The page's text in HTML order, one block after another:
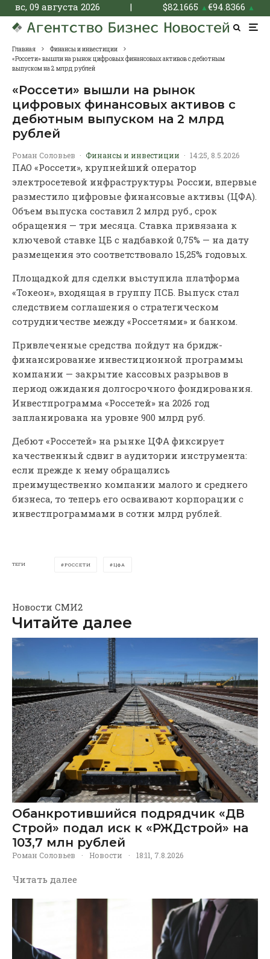
вс, 09 августа 2026 | $82.1665 ▲€94.8366 ▲
Главная
Финансы и инвестиции
«Россети» вышли на рынок цифровых финансовых активов с дебютным
выпуском на 2 млрд рублей
«Россети» вышли на рынок
цифровых финансовых активов с
дебютным выпуском на 2 млрд
рублей
Роман Соловьев · Финансы и инвестиции · 14:25, 8.5.2026
ПАО «Россети», крупнейший оператор
электросетевой инфраструктуры России, впервые
разместило цифровые финансовые активы (ЦФА).
Объем выпуска составил 2 млрд руб., срок
обращения — три месяца. Ставка привязана к
ключевой ставке ЦБ с надбавкой 0,75% — на дату
размещения это соответствовало 15,25% годовых.
Площадкой для сделки выступила платформа
«Токеон», входящая в группу ПСБ. Выпуск стал
следствием соглашения о стратегическом
сотрудничестве между «Россетями» и банком.
Привлеченные средства пойдут на бридж-
финансирование инвестиционной программы
компании — закрытие кассовых разрывов в
период ожидания долгосрочного фондирования.
Инвестпрограмма «Россетей» на 2026 год
запланирована на уровне 900 млрд руб.
Дебют «Россетей» на рынке ЦФА фиксирует
качественный сдвиг в аудитории инструмента:
если прежде к нему обращались
преимущественно компании малого и среднего
бизнеса, то теперь его осваивают корпорации с
инвестпрограммами в сотни млрд рублей.
ТЕГИ РОССЕТИ ЦФА
Новости СМИ2
Читайте далее
Обанкротившийся подрядчик «ДВ
Строй» подал иск к «РЖДстрой» на
103,7 млн рублей
Роман Соловьев · Новости · 18:11, 7.8.2026
Читать далее